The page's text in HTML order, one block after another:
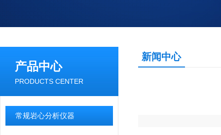
产品中心
PRODUCTS CENTER
常规岩心分析仪器
新闻中心